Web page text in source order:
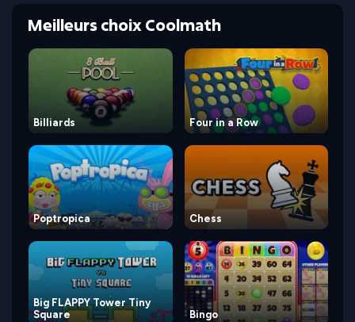
Meilleurs choix Coolmath
Billiards Four in a Row
Poptropica Chess
Big FLAPPY Tower Tiny
Square
Bingo